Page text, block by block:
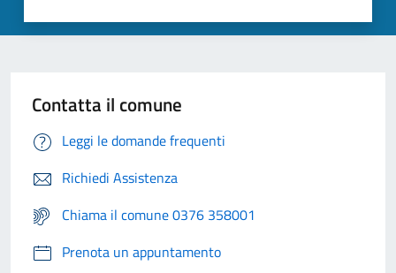
Contatta il comune
Leggi le domande frequenti
Richiedi Assistenza
Chiama il comune 0376 358001
Prenota un appuntamento